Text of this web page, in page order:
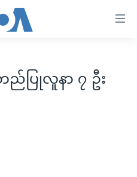
ပြုလူနာ ၇ ဦး